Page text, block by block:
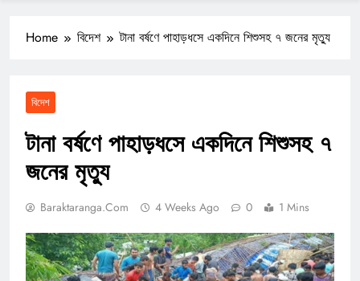
Home বিদেশ টানা বর্ষণে পাহাড়ধসে একদিনে শিশুসহ ৭ জনের মৃত্যু
বিদেশ
টানা বর্ষণে পাহাড়ধসে একদিনে শিশুসহ ৭
জনের মৃত্যু
Baraktaranga.com 4 Weeks Ago 0 1 Mins